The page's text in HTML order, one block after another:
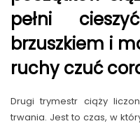
pełni
brzuszkiem i
ruchy czuć
Drugi trymestr ciąży
trwania. Jest to czas, w